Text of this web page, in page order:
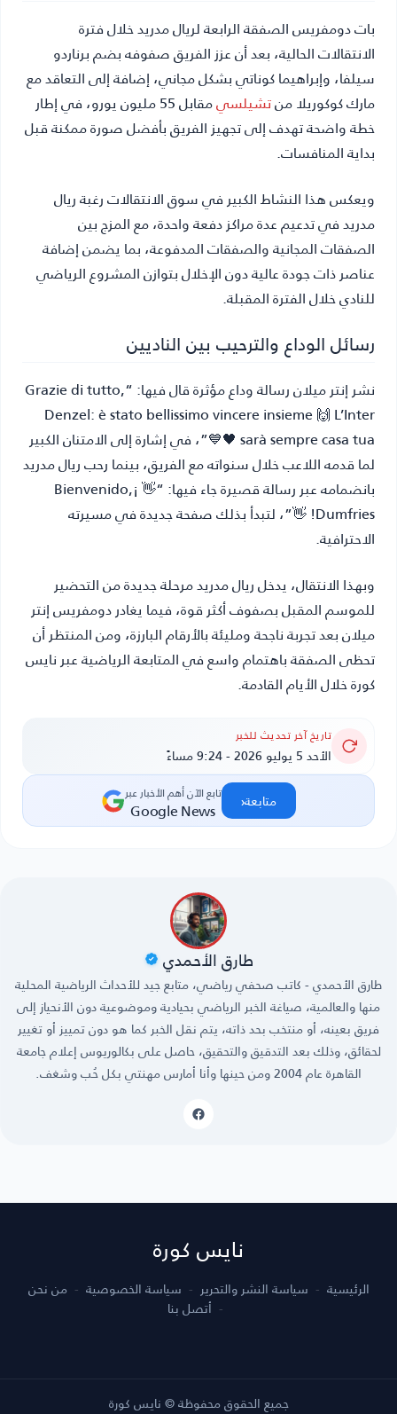
بات دومفريس الصفقة الرابعة لريال مدريد خلال فترة
الانتقالات الحالية، بعد أن عزز الفريق صفوفه بضم برناردو
سيلفا، وإبراهيما كوناتي بشكل مجاني، إضافة إلى التعاقد مع
مارك كوكوريلا منتشيلسي
مقابل 55 مليون يورو، في إطار
خطة واضحة تهدف إلى تجهيز الفريق بأفضل صورة ممكنة قبل
بداية المنافسات.
ويعكس هذا النشاط الكبير في سوق الانتقالات رغبة ريال
مدريد في تدعيم عدة مراكز دفعة واحدة، مع المزج بين
الصفقات المجانية والصفقات المدفوعة، بما يضمن إضافة
عناصر ذات جودة عالية دون الإخلال بتوازن المشروع الرياضي
للنادي خلال الفترة المقبلة.
رسائل الوداع والترحيب بين الناديين
نشر إنتر ميلان رسالة وداع مؤثرة قال فيها: “Grazie di tutto,
Denzel: è stato bellissimo vincere insieme 🙌 L’Inter
sarà sempre casa tua 🖤💙”، في إشارة إلى الامتنان الكبير
لما قدمه اللاعب خلال سنواته مع الفريق، بينما رحب ريال مدريد
بانضمامه عبر رسالة قصيرة جاء فيها: “👋 ¡Bienvenido,
Dumfries! 👋”، لتبدأ بذلك صفحة جديدة في مسيرته
الاحترافية.
وبهذا الانتقال، يدخل ريال مدريد مرحلة جديدة من التحضير
للموسم المقبل بصفوف أكثر قوة، فيما يغادر دومفريس إنتر
ميلان بعد تجربة ناجحة ومليئة بالأرقام البارزة، ومن المنتظر أن
تحظى الصفقة باهتمام واسع في المتابعة الرياضية عبرنايس
كورةخلال الأيام القادمة.
تاريخ آخر تحديث للخبر
الأحد 5 يوليو 2026 - 9:24 مساءً
تابع الآن أهم الأخبار عبر
Google News متابعة‹
طارق الأحمدي
طارق الأحمدي - كاتب صحفي رياضي، متابع جيد للأحداث الرياضية المحلية
منها والعالمية، صياغة الخبر الرياضي بحيادية وموضوعية دون الأنحياز إلى
فريق بعينه، أو منتخب بحد ذاته، يتم نقل الخبر كما هو دون تمييز أو تغيير
لحقائق، وذلك بعد التدقيق والتحقيق، حاصل على بكالوريوس إعلام جامعة
القاهرة عام 2004 ومن حينها وأنا أمارس مهنتي بكل حُب وشغف.
نايس كورة
الرئيسية سياسة النشر والتحرير سياسة الخصوصية
من نحن
أتصل بنا
جميع الحقوق محفوظة © نايس كورة